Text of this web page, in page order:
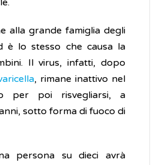
alla grande famiglia degli
è lo stesso che causa la
Il virus, infatti, dopo
, rimane inattivo nel
per poi risvegliarsi, a
sotto forma di fuoco di
persona su dieci avrà